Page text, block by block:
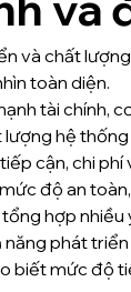
và chất
toàn diện.
tài chính,
hệ
cận, chi
độ an
tổng hợp
năng phát
biết mức độ